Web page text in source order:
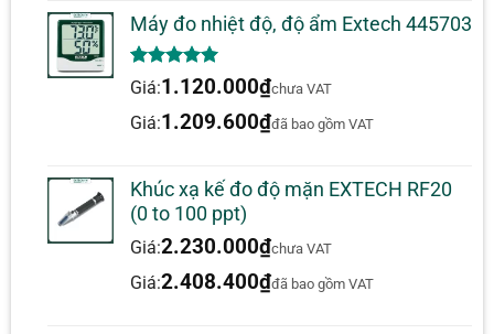
Giao diện PC tích hợp
Máy đo nhiệt độ, độ ẩm Extech 445703
5.00trên 5
dựa trên
1
đánh giá
Giá:1.120.000₫chưa VAT
Giá:1.209.600₫đã bao gồm VAT
Khúc xạ kế đo độ mặn EXTECH RF20
(0 to 100 ppt)
Giá:2.230.000₫chưa VAT
Giá:2.408.400₫đã bao gồm VAT